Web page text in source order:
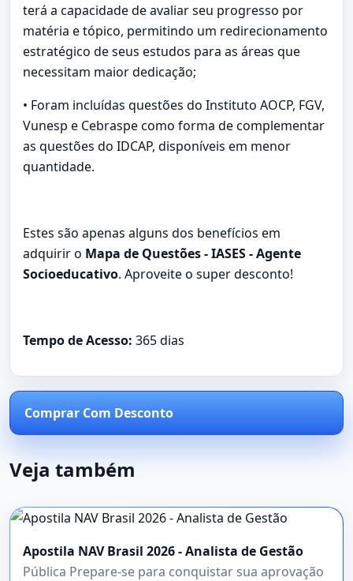
terá a capacidade de avaliar seu progresso por
matéria e tópico, permitindo um redirecionamento
estratégico de seus estudos para as áreas que
necessitam maior dedicação;
• Foram incluídas questões do Instituto AOCP, FGV,
Vunesp e Cebraspe como forma de complementar
as questões do IDCAP, disponíveis em menor
quantidade.
Estes são apenas alguns dos benefícios em
adquirir o Mapa de Questões - IASES - Agente
Socioeducativo. Aproveite o super desconto!
Tempo de Acesso: 365 dias
Comprar Com Desconto
Veja também
Apostila NAV Brasil 2026 - Analista de Gestão
Pública Prepare-se para conquistar sua aprovação